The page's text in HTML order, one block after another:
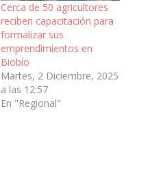
Cerca de 50 agricultores
reciben capacitación para
formalizar sus
emprendimientos en
Biobío
Martes, 2 Diciembre, 2025
a las 12:57
En "Regional"